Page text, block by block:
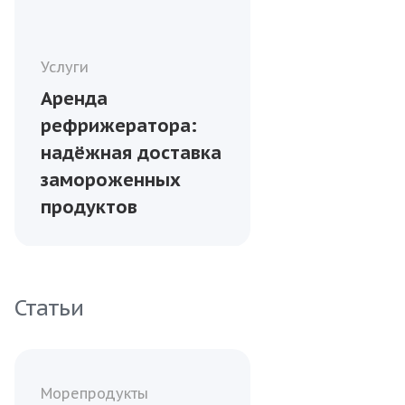
Услуги
Аренда
рефрижератора:
надёжная доставка
замороженных
продуктов
Статьи
Морепродукты